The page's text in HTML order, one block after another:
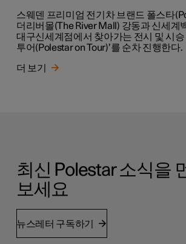
스웨덴 프리미엄 전기차 브랜드 폴스타
더리버몰(The River Mall) 강동과 신세계
대구신세계점에서 찾아가는 전시 및 시승
투어(Polestar on Tour)’를 순차 진행한다.
더 보기
최신 Polestar 소식을
보세요
뉴스레터 구독하기